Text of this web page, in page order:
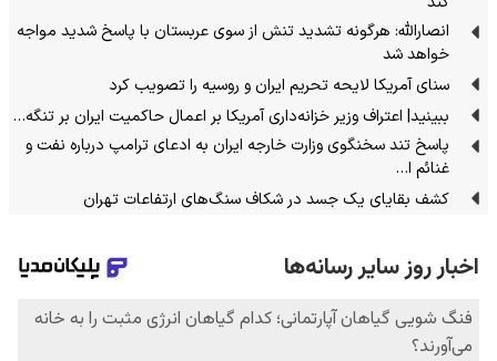
انصارالله: هرگونه تشدید تنش از سوی عربستان با پاسخ شدید مواجه
خواهد شد
سنای آمریکا لایحه تحریم ایران و روسیه را تصویب کرد
ببینید| اعتراف وزیر خزانه‌داری آمریکا بر اعمال حاکمیت ایران بر تنگه…
پاسخ تند سخنگوی وزارت خارجه ایران به ادعای ترامپ درباره نفت و
غنائم ا…
کشف بقایای یک جسد در شکاف سنگ‌های ارتفاعات تهران